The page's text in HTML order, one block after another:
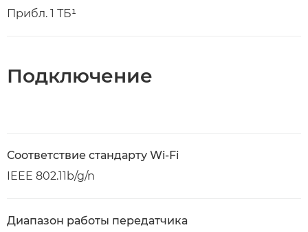
Прибл. 1 ТБ¹
Подключение
Соответствие стандарту Wi-Fi
IEEE 802.11b/g/n
Диапазон работы передатчика